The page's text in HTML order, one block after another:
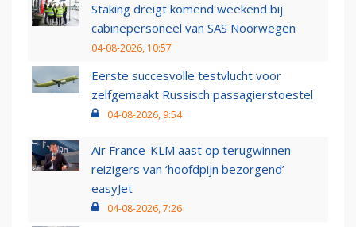
Staking dreigt komend weekend bij
cabinepersoneel van SAS Noorwegen
04-08-2026, 10:57
Eerste succesvolle testvlucht voor
zelfgemaakt Russisch passagierstoestel
04-08-2026, 9:54
Air France-KLM aast op terugwinnen
reizigers van ‘hoofdpijn bezorgend’
easyJet
04-08-2026, 7:26